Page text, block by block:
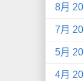
8月
7月
5月
4月